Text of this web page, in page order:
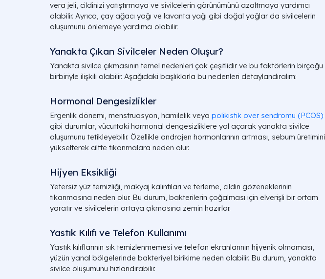
vera jeli, cildinizi yatıştırmaya ve sivilcelerin görünümünü azaltmaya yardımcı
olabilir. Ayrıca, çay ağacı yağı ve lavanta yağı gibi doğal yağlar da sivilcelerin
oluşumunu önlemeye yardımcı olabilir.
Yanakta Çıkan Sivilceler Neden Oluşur?
Yanakta sivilce çıkmasının temel nedenleri çok çeşitlidir ve bu faktörlerin birçoğu
birbiriyle ilişkili olabilir. Aşağıdaki başlıklarla bu nedenleri detaylandıralım:
Hormonal Dengesizlikler
Ergenlik dönemi, menstruasyon, hamilelik veya polikistik over sendromu (PCOS)
gibi durumlar, vücuttaki hormonal dengesizliklere yol açarak yanakta sivilce
oluşumunu tetikleyebilir. Özellikle androjen hormonlarının artması, sebum üretimini
yükselterek ciltte tıkanmalara neden olur.
Hijyen Eksikliği
Yetersiz yüz temizliği, makyaj kalıntıları ve terleme, cildin gözeneklerinin
tıkanmasına neden olur. Bu durum, bakterilerin çoğalması için elverişli bir ortam
yaratır ve sivilcelerin ortaya çıkmasına zemin hazırlar.
Yastık Kılıfı ve Telefon Kullanımı
Yastık kılıflarının sık temizlenmemesi ve telefon ekranlarının hijyenik olmaması,
yüzün yanal bölgelerinde bakteriyel birikime neden olabilir. Bu durum, yanakta
sivilce oluşumunu hızlandırabilir.